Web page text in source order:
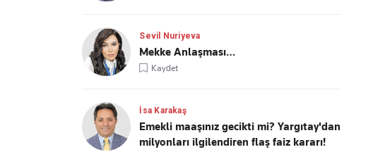
Sevil Nuriyeva
Mekke Anlaşması…
Kaydet
İsa Karakaş
Emekli maaşınız gecikti mi? Yargıtay'dan
milyonları ilgilendiren flaş faiz kararı!